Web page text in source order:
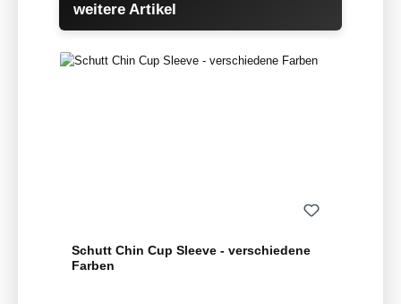
weitere Artikel
Schutt Chin Cup Sleeve - verschiedene
Farben